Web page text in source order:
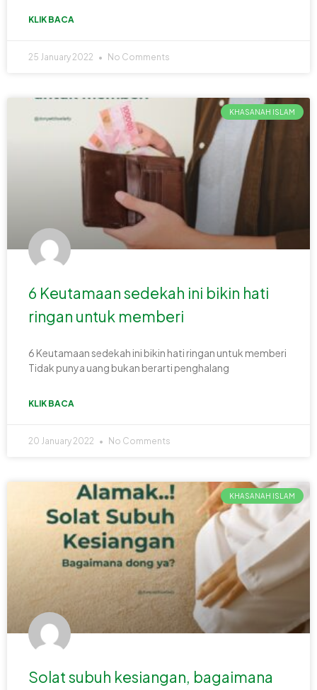
KLIK BACA
25 January 2022 No Comments
KHASANAH ISLAM
6 Keutamaan sedekah ini bikin hati
ringan untuk memberi
6 Keutamaan sedekah ini bikin hati ringan untuk memberi
Tidak punya uang bukan berarti penghalang
KLIK BACA
20 January 2022 No Comments
KHASANAH ISLAM
Solat subuh kesiangan, bagaimana